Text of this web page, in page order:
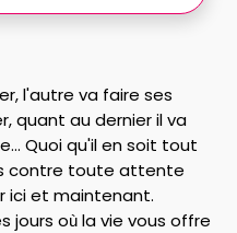
l'autre va faire ses
quant au dernier il va
Quoi qu'il en soit tout
contre toute attente
ici et maintenant.
jours où la vie vous offre